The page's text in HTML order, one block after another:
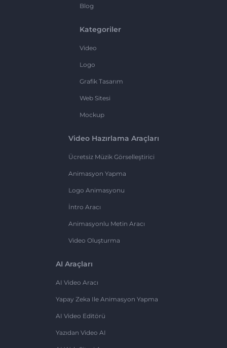
Blog
Kategoriler
Video
Logo
Grafik Tasarım
Web Sitesi
Mockup
Video Hazırlama Araçları
Ücretsiz Müzik Görselleştirici
Animasyon Yapma
Logo Animasyonu
İntro Aracı
Animasyonlu Metin Aracı
Video Oluşturma
AI Araçları
AI Video Aracı
Yapay Zeka Ile Animasyon Yapma
AI Video Editörü
Yazıdan Video AI